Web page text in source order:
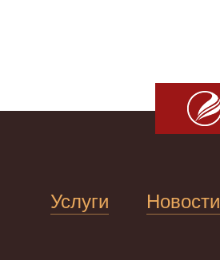
Услуги Новости